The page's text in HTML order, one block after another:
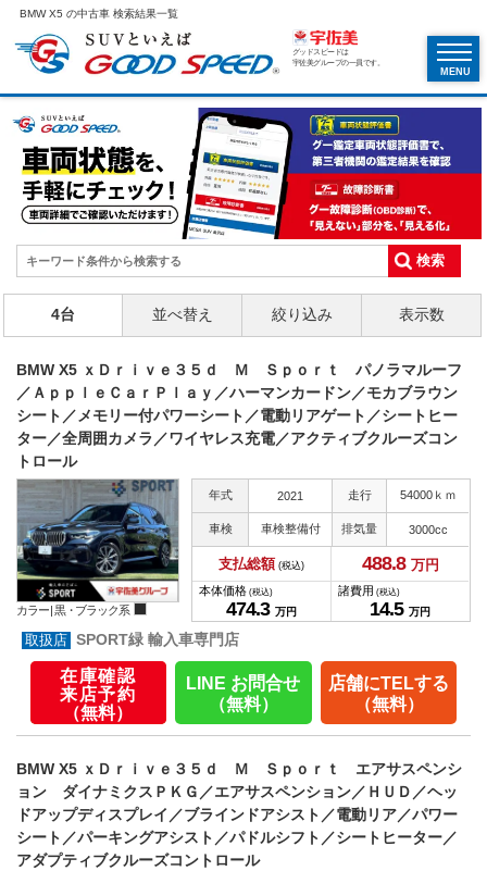
BMW X5 の中古車 検索結果一覧
グッドスピードは
宇佐美グループの一員です。
MENU
4台 並べ替え 絞り込み 表示数
BMW X5 ｘＤｒｉｖｅ３５ｄ Ｍ Ｓｐｏｒｔ パノラマルーフ
／ＡｐｐｌｅＣａｒＰｌａｙ／ハーマンカードン／モカブラウン
シート／メモリー付パワーシート／電動リアゲート／シートヒー
ター／全周囲カメラ／ワイヤレス充電／アクティブクルーズコン
トロール
カラー |黒・ブラック系
年式 2021 走行 54000ｋｍ
車検 車検整備付 排気量 3000cc
支払総額 (税込) 488.8 万円
本体価格 (税込)
474.3 万円
諸費用 (税込)
14.5 万円
SPORT緑 輸入車専門店
在庫確認
来店予約
（無料）
LINE お問合せ
（無料）
店舗にTELする
（無料）
BMW X5 ｘＤｒｉｖｅ３５ｄ Ｍ Ｓｐｏｒｔ エアサスペンシ
ョン ダイナミクスＰＫＧ／エアサスペンション／ＨＵＤ／ヘッ
ドアップディスプレイ／ブラインドアシスト／電動リア／パワー
シート／パーキングアシスト／パドルシフト／シートヒーター／
アダプティブクルーズコントロール